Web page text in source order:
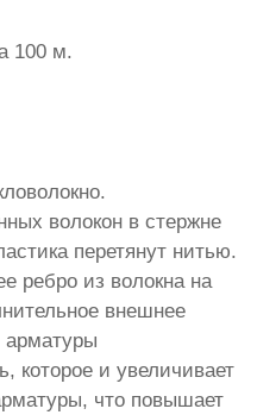
100 м.
волокон в стержне
перетянут нитью.
ребро из волокна на
внешнее
арматуры
которое и увеличивает
что повышает